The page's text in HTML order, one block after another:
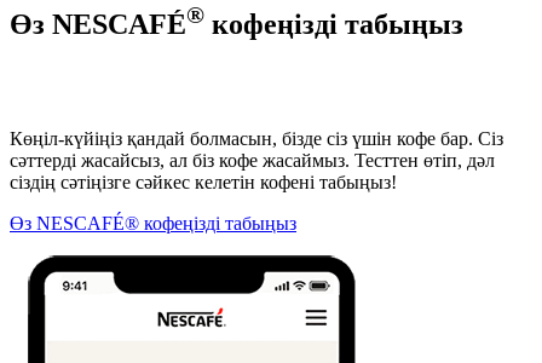
Өз NESCAFÉ® кофеңізді табыңыз
Көңіл-күйіңіз қандай болмасын, бізде сіз үшін кофе бар. Сіз
сәттерді жасайсыз, ал біз кофе жасаймыз. Тесттен өтіп, дәл
сіздің сәтіңізге сәйкес келетін кофені табыңыз!
Өз NESCAFÉ® кофеңізді табыңыз